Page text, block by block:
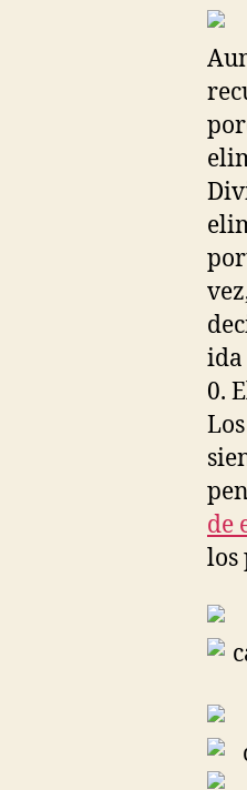
ida
0.
de
los